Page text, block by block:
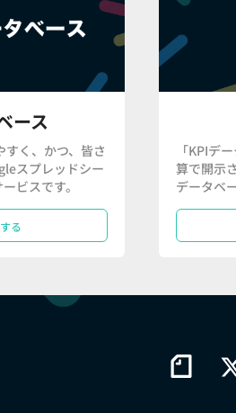
ース
く、かつ、皆さ
スプレッドシー
ビスです。
る
「KPIデ
算で開示
データベ